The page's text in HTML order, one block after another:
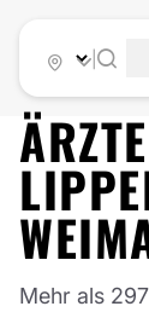
Mehr als